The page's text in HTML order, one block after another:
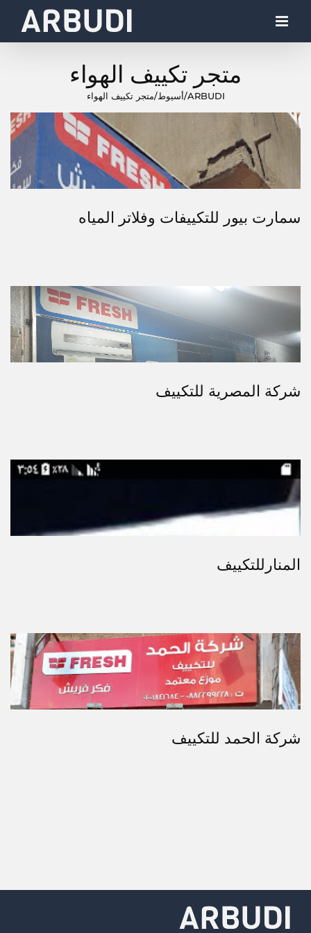
متجر تكييف الهواء
ARBUDI
/أسيوط/متجر تكييف الهواء
سمارت بيور للتكييفات وفلاتر المياه
شركة المصرية للتكييف
المنارللتكييف
شركة الحمد للتكييف